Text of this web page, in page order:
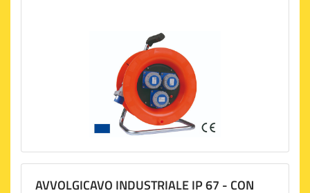
AVVOLGICAVO INDUSTRIALE IP 67 - CON